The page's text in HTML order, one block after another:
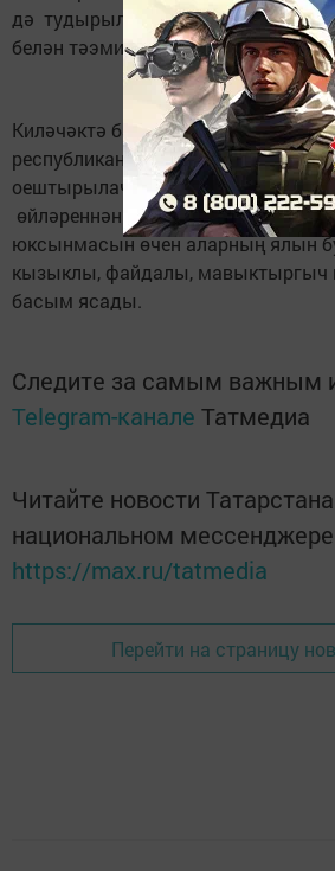
дә тудырылган. Уку әсбаплары,
белән тәэмин итү югары дәрәҗәдә
Киләчәктә балалар өчен Биектау
республиканың истәлекле
оештырылачак. Равил
өйләреннән еракта булган
юксынмасын өчен аларның ялын
кызыклы, файдалы, мавыктыргыч
басым ясады.
Следите за самым важным
Telegram-канале Татмедиа
Читайте новости
национальном
https://max.ru/tatmedia
Перейти на страницу